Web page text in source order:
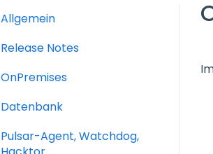
Allgemein
Release Notes
OnPremises
Datenbank
Pulsar-Agent, Watchdog,